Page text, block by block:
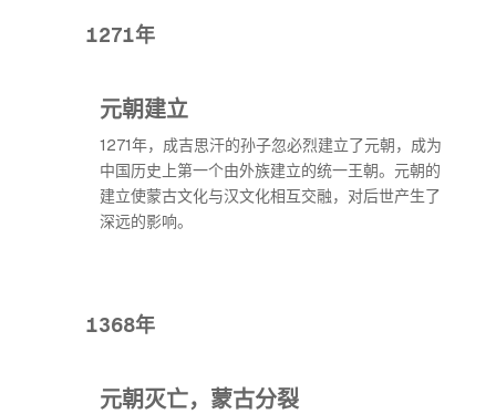
1271年
元朝建立
1271年，成吉思汗的孙子忽必烈建立了元朝，成为
中国历史上第一个由外族建立的统一王朝。元朝的
建立使蒙古文化与汉文化相互交融，对后世产生了
深远的影响。
1368年
元朝灭亡，蒙古分裂